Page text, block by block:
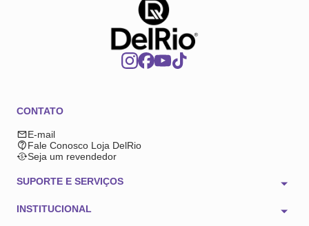
CONTATO
E-mail
Fale Conosco Loja DelRio
Seja um revendedor
SUPORTE E SERVIÇOS
INSTITUCIONAL